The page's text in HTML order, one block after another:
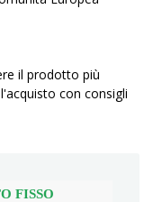
il prodotto più
con consigli
FISSO